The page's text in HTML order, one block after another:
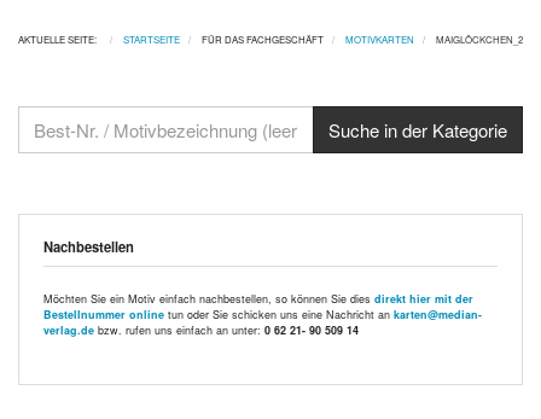
AKTUELLE SEITE: STARTSEITE FÜR DAS FACHGESCHÄFT MOTIVKARTEN MAIGLÖCKCHEN_2
Nachbestellen
Möchten Sie ein Motiv einfach nachbestellen, so können Sie dies direkt hier mit der
Bestellnummer online tun oder Sie schicken uns eine Nachricht an karten@median-
verlag.de bzw. rufen uns einfach an unter: 0 62 21- 90 509 14